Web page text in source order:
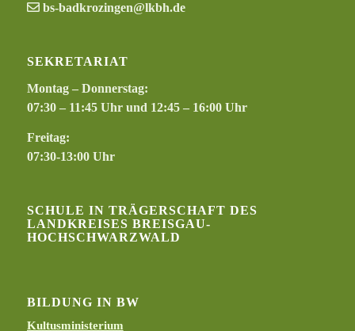
bs-badkrozingen@lkbh.de
SEKRETARIAT
Montag – Donnerstag:
07:30 – 11:45 Uhr und 12:45 – 16:00 Uhr
Freitag:
07:30-13:00 Uhr
SCHULE IN TRÄGERSCHAFT DES
LANDKREISES BREISGAU-
HOCHSCHWARZWALD
BILDUNG IN BW
Kultusministerium